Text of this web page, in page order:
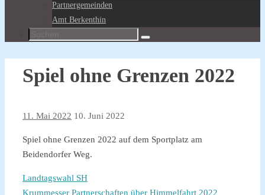
Partnergemeinden
Amt Berkenthin
Suchen
Spiel ohne Grenzen 2022
11. Mai 2022 10. Juni 2022
Spiel ohne Grenzen 2022 auf dem Sportplatz am
Beidendorfer Weg.
Landtagswahl SH
Krummesser Partnerschaften über Himmelfahrt 2022